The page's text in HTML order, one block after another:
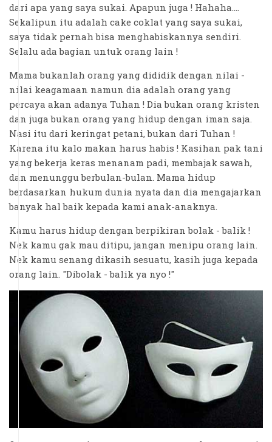
dari apa yang saya sukai. Apapun juga ! Hahaha....
Sekalipun itu adalah cake coklat yang saya sukai,
saya tidak pernah bisa menghabiskannya sendiri.
Selalu ada bagian untuk orang lain !
Mama bukanlah orang yang dididik dengan nilai -
nilai keagamaan namun dia adalah orang yang
percaya akan adanya Tuhan ! Dia bukan orang kristen
dan juga bukan orang yang hidup dengan iman saja.
Nasi itu dari keringat petani, bukan dari Tuhan !
Karena itu kalo makan harus habis ! Kasihan pak tani
yang bekerja keras menanam padi, membajak sawah,
dan menunggu berbulan-bulan. Mama hidup
berdasarkan hukum dunia nyata dan dia mengajarkan
banyak hal baik kepada kami anak-anaknya.
Kamu harus hidup dengan berpikiran bolak - balik !
Nek kamu gak mau ditipu, jangan menipu orang lain.
Nek kamu senang dikasih sesuatu, kasih juga kepada
orang lain. "Dibolak - balik ya nyo !"